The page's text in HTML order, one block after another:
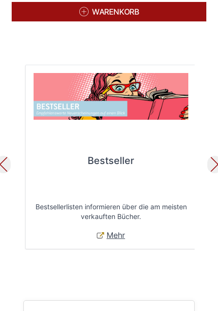
WARENKORB
Bestseller
Bestsellerlisten informieren über die am meisten
verkauften Bücher.
Mehr